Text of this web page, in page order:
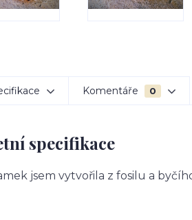
Komentáře 0
specifikace
jsem vytvořila z fosilu a